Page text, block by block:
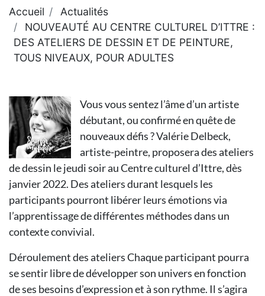
Accueil
Actualités
NOUVEAUTÉ AU CENTRE CULTUREL D’ITTRE :
DES ATELIERS DE DESSIN ET DE PEINTURE,
TOUS NIVEAUX, POUR ADULTES
Vous vous sentez l’âme d’un artiste
débutant, ou confirmé en quête de
nouveaux défis ? Valérie Delbeck,
artiste-peintre, proposera des ateliers
de dessin le jeudi soir au Centre culturel d’Ittre, dès
janvier 2022. Des ateliers durant lesquels les
participants pourront libérer leurs émotions via
l’apprentissage de différentes méthodes dans un
contexte convivial.
Déroulement des ateliers Chaque participant pourra
se sentir libre de développer son univers en fonction
de ses besoins d’expression et à son rythme. Il s’agira